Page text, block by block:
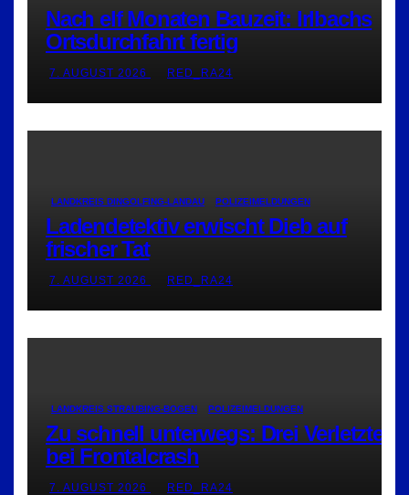
Nach elf Monaten Bauzeit: Irlbachs
Ortsdurchfahrt fertig
7. AUGUST 2026 RED_RA24
LANDKREIS DINGOLFING-LANDAU POLIZEIMELDUNGEN
Ladendetektiv erwischt Dieb auf
frischer Tat
7. AUGUST 2026 RED_RA24
LANDKREIS STRAUBING-BOGEN POLIZEIMELDUNGEN
Zu schnell unterwegs: Drei Verletzte
bei Frontalcrash
7. AUGUST 2026 RED_RA24